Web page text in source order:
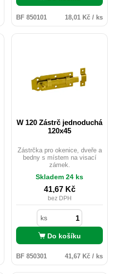
BF 850101 18,01 Kč / ks
W 120 Zástrč jednoduchá
120x45
Zástrčka pro okenice, dveře a
bedny s místem na visací
zámek.
Skladem 24 ks
41,67 Kč
bez DPH
ks
Do košíku
BF 850301 41,67 Kč / ks